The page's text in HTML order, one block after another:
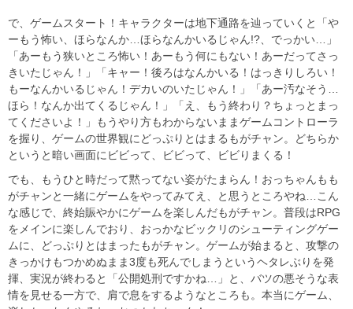
で、ゲームスタート！キャラクターは地下通路を辿っていくと「や
ーもう怖い、ほらなんか…ほらなんかいるじゃん!?、でっかい…」
「あーもう狭いところ怖い！あーもう何にもない！あーだってさっ
きいたじゃん！」「キャー！後ろはなんかいる！はっきりしろい！
もーなんかいるじゃん！デカいのいたじゃん！」「あー汚なそう…
ほら！なんか出てくるじゃん！」「え、もう終わり？ちょっとまっ
てくださいよ！」もうやり方もわからないままゲームコントローラ
を握り、ゲームの世界観にどっぷりとはまるもがチャン。どちらか
というと暗い画面にビビって、ビビって、ビビりまくる！
でも、もうひと時だって黙ってない姿がたまらん！おっちゃんもも
がチャンと一緒にゲームをやってみてえ、と思うところやね…こん
な感じで、終始賑やかにゲームを楽しんだもがチャン。普段はRPG
をメインに楽しんでおり、おっかなビックリのシューティングゲー
ムに、どっぷりとはまったもがチャン。ゲームが始まると、攻撃の
きっかけもつかめぬまま3度も死んでしまうというヘタレぶりを発
揮、実況が終わると「公開処刑ですかね…」と、バツの悪そうな表
情を見せる一方で、肩で息をするようなところも。本当にゲーム、